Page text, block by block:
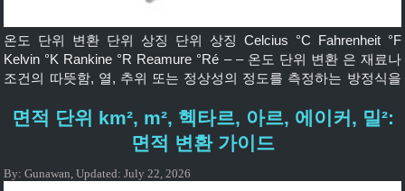
온도 단위 변환 단위 상징 단위 상징 Celcius °C Fahrenheit °F
Kelvin °K Rankine °R Reamure °Ré – – 온도 단위 변환 은 재료나
조건의 따뜻함, 열, 추위 또는 정상성의 정도를 측정하는 방정식을
주 사용되는 온도 단위는 섭씨, 화씨, 켈빈, Rankine, Reamure입니
다. 온도 변환 도구 Degree Celcius (°C)Degree […]
면적 단위 km², m², 헥타르, 아르, 에이커, 밀²:
면적 변환 가이드
By:Gunawan ,Updated:July 22, 2026